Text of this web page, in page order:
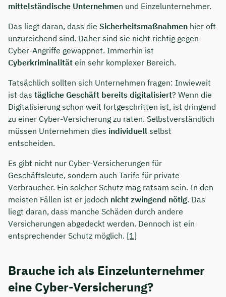
mittelständische Unternehmen und Einzelunternehmer.
Das liegt daran, dass die Sicherheitsmaßnahmen hier oft
unzureichend sind. Daher sind sie nicht richtig gegen
Cyber-Angriffe gewappnet. Immerhin ist
Cyberkriminalität ein sehr komplexer Bereich.
Tatsächlich sollten sich Unternehmen fragen: Inwieweit
ist das tägliche Geschäft bereits digitalisiert? Wenn die
Digitalisierung schon weit fortgeschritten ist, ist dringend
zu einer Cyber-Versicherung zu raten. Selbstverständlich
müssen Unternehmen dies individuell selbst
entscheiden.
Es gibt nicht nur Cyber-Versicherungen für
Geschäftsleute, sondern auch Tarife für private
Verbraucher. Ein solcher Schutz mag ratsam sein. In den
meisten Fällen ist er jedoch nicht zwingend nötig. Das
liegt daran, dass manche Schäden durch andere
Versicherungen abgedeckt werden. Dennoch ist ein
entsprechender Schutz möglich. [1]
Brauche ich als Einzelunternehmer
eine Cyber-Versicherung?